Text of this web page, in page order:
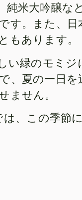
純米大吟醸な
す。また、
もあります。
い緑のモミ
、夏の一日
ません。
は、この季節